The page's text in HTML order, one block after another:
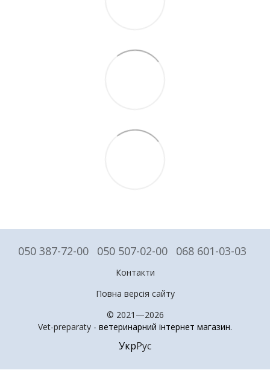
050 387-72-00 050 507-02-00 068 601-03-03
Контакти
Повна версія сайту
© 2021—2026
Vet-preparaty - ветеринарний інтернет магазин.
УкрРус